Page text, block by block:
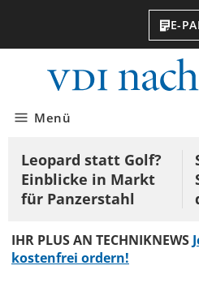
E-
Menü
Leopard statt Golf?
Einblicke in Markt
für Panzerstahl
IHR PLUS AN TECHNIKNEWS
kostenfrei ordern!